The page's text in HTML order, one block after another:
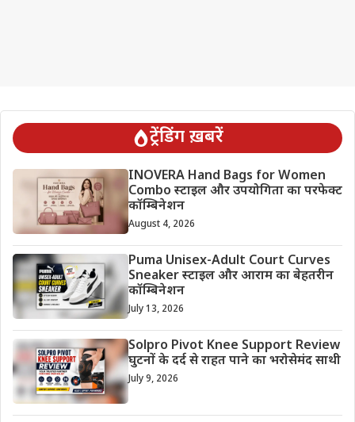
ट्रेंडिंग ख़बरें
INOVERA Hand Bags for Women
Combo स्टाइल और उपयोगिता का परफेक्ट
कॉम्बिनेशन
August 4, 2026
Puma Unisex-Adult Court Curves
Sneaker स्टाइल और आराम का बेहतरीन
कॉम्बिनेशन
July 13, 2026
Solpro Pivot Knee Support Review
घुटनों के दर्द से राहत पाने का भरोसेमंद साथी
July 9, 2026